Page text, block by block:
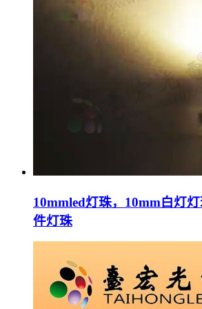
10mmled灯珠，10mm白灯
件灯珠